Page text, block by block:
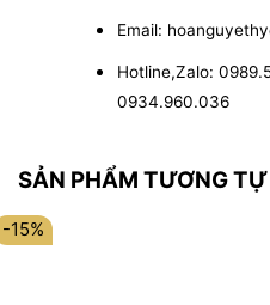
Email:
Hotline,Zalo:
0934.960.036
SẢN PHẨM TƯƠNG TỰ
-15%